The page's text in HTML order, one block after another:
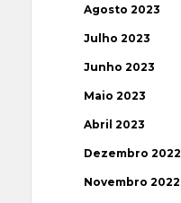
Agosto 2023
Julho 2023
Junho 2023
Maio 2023
Abril 2023
Dezembro 2022
Novembro 2022